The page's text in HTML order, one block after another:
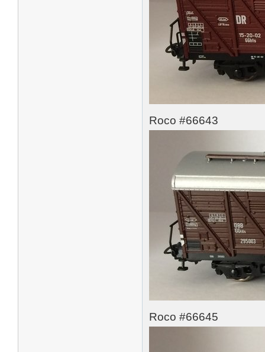
Roco #66643
Roco #66645